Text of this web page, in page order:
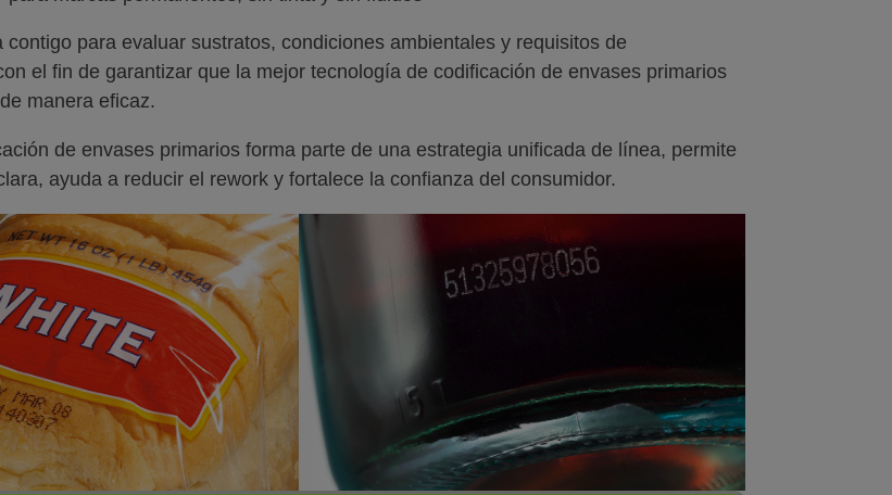
contigo para evaluar sustratos, condiciones ambientales y requisitos de
el fin de garantizar que la mejor tecnología de codificación de envases primarios
manera eficaz.
de envases primarios forma parte de una estrategia unificada de línea, permite
ayuda a reducir el rework y fortalece la confianza del consumidor.